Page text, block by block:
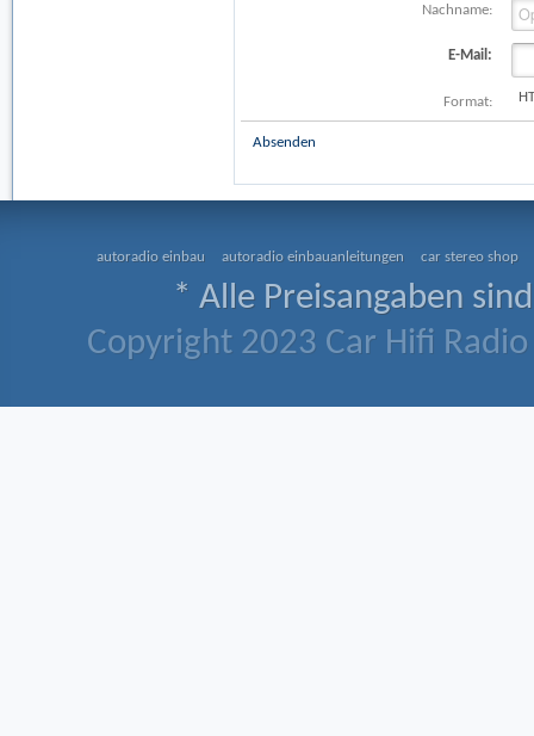
Nachname:
E-Mail:
Format:
Absenden
autoradio einbau autoradio einbauanleitungen car stereo shop
* Alle Preisangaben
Copyright 2023 Car Hifi